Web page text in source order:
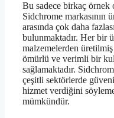
Bu sadece birkaç örnek
Sidchrome markasının
arasında çok daha fazlası
bulunmaktadır. Her bir
malzemelerden
ömürlü ve verimli bir
sağlamaktadır.
çeşitli sektörlerde
hizmet verdiğini
mümkündür.